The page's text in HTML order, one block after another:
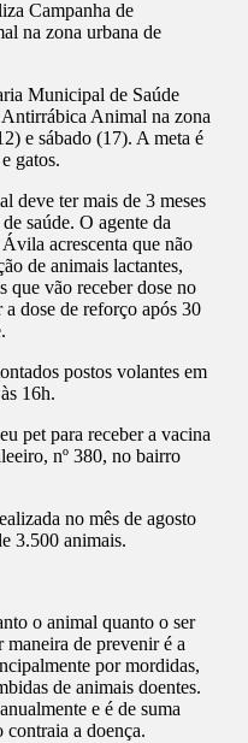
Municipal de Saúde
Animal na zona
e sábado (17). A meta é
gatos.
deve ter mais de 3 meses
saúde. O agente da
acrescenta que não
de animais lactantes,
que vão receber dose no
dose de reforço após 30
postos volantes em
16h.
pet para receber a vacina
nº 380, no bairro
no mês de agosto
3.500 animais.
o animal quanto o ser
de prevenir é a
por mordidas,
de animais doentes.
e é de suma
a doença.